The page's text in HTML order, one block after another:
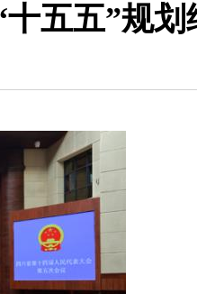
五五”规划